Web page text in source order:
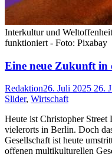
Interkultur und
funktioniert - Foto: Pixabay
Eine neue Zukunft in
Redaktion26. Juli 2025 26.
Slider, Wirtschaft
Heute ist Christopher Street
vielerorts in Berlin. Doch
Gesellschaft ist heute
offenen multikulturellen